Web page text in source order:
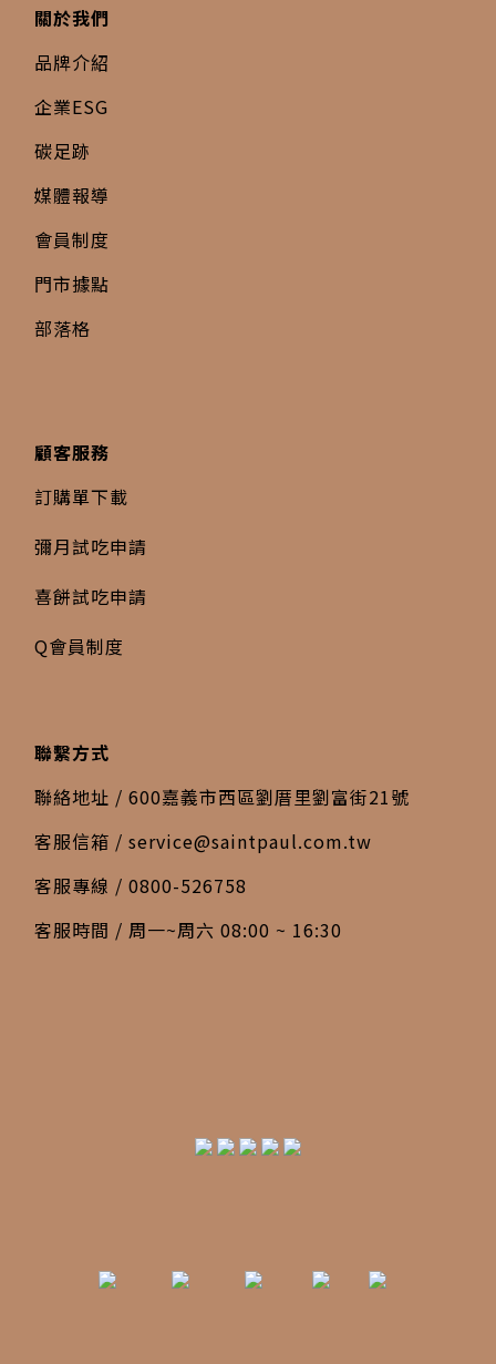
關於我們
品牌介紹
企業ESG
碳足跡
媒體報導
會員制度
門市據點
部落格
顧客服務
訂購單下載
彌月試吃申請
喜餅試吃申請
Q會員制度
聯繫方式
聯絡地址 / 600嘉義市西區劉厝里劉富街21號
客服信箱 / service@saintpaul.com.tw
客服專線 / 0800-526758
客服時間 / 周一~周六 08:00 ~ 16:30